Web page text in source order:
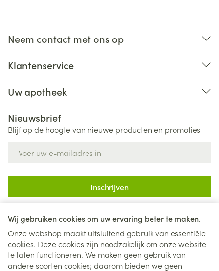
Wij gebruiken cookies om uw ervaring beter te maken.
Onze webshop maakt uitsluitend gebruik van essentiële
cookies. Deze cookies zijn noodzakelijk om onze website
te laten functioneren. We maken geen gebruik van
andere soorten cookies; daarom bieden we geen
Neem contact met ons op
Klantenservice
Uw apotheek
Nieuwsbrief
Blijf op de hoogte van nieuwe producten en promoties
Inschrijven
nieuwsbrief en gaat u akkoord met onzeprivacy policy.